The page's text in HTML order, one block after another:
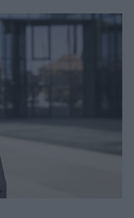
7 százalékos